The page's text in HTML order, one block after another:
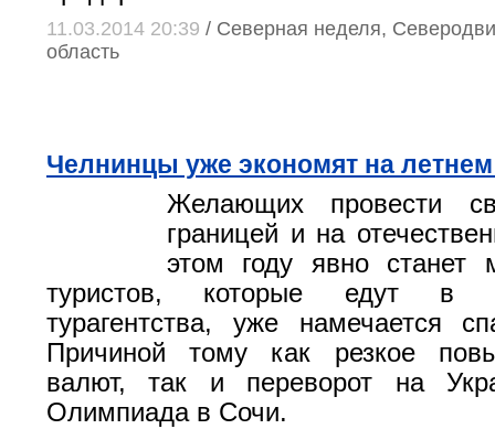
11.03.2014 20:39 / Северная неделя,
область
Челнинцы уже экономят на
Желающих провести
границей и на
этом году явно станет
туристов, которые едут в
турагентства, уже намечается
Причиной тому как резкое
валют, так и переворот на
Олимпиада в Сочи.